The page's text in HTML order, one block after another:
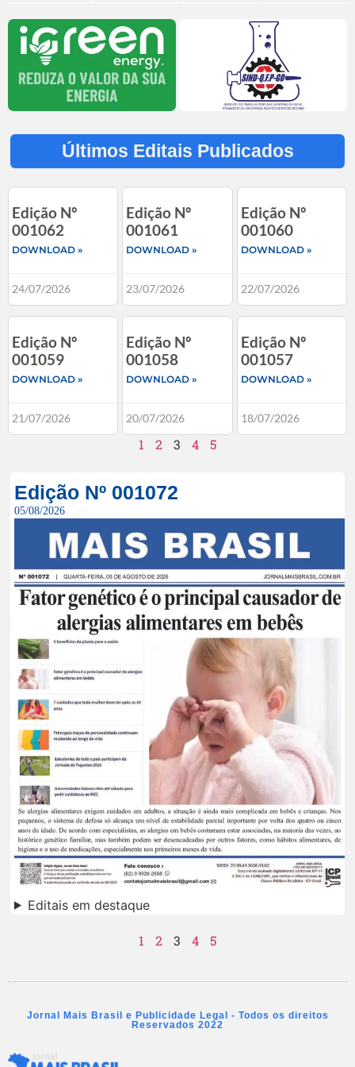
Últimos Editais Publicados
Edição Nº
001062
DOWNLOAD »
24/07/2026
Edição Nº
001061
DOWNLOAD »
23/07/2026
Edição Nº
001060
DOWNLOAD »
22/07/2026
Edição Nº
001059
DOWNLOAD »
21/07/2026
Edição Nº
001058
DOWNLOAD »
20/07/2026
Edição Nº
001057
DOWNLOAD »
18/07/2026
1 2 3 4 5
Edição Nº 001072
05/08/2026
Editais em destaque
1 2 3 4 5
Jornal Mais Brasil e Publicidade Legal - Todos os direitos
Reservados 2022